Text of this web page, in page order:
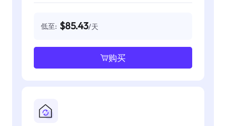
低至: $85.43/天
购买